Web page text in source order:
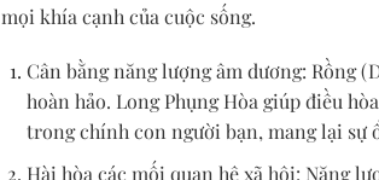
mọi khía cạnh của cuộc sống.
Cân bằng năng lượng âm dương: Rồng
hoàn hảo. Long Phụng Hòa giúp điều
trong chính con người bạn, mang lại sự
Hài hòa các mối quan hệ xã hội: Năng